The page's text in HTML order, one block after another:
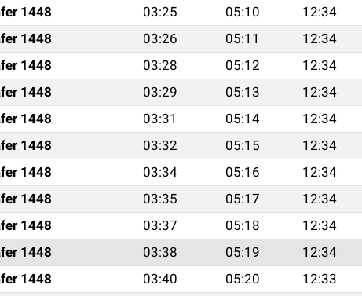
1448 03:25 05:10 12:34
1448 03:26 05:11 12:34
1448 03:28 05:12 12:34
1448 03:29 05:13 12:34
1448 03:31 05:14 12:34
1448 03:32 05:15 12:34
1448 03:34 05:16 12:34
1448 03:35 05:17 12:34
1448 03:37 05:18 12:34
1448 03:38 05:19 12:34
1448 03:40 05:20 12:33